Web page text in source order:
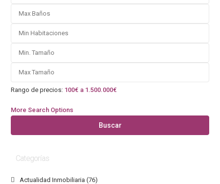
Rango de precios: 100€ a 1.500.000€
More Search Options
Buscar
Categorías
Actualidad Inmobiliaria (76)